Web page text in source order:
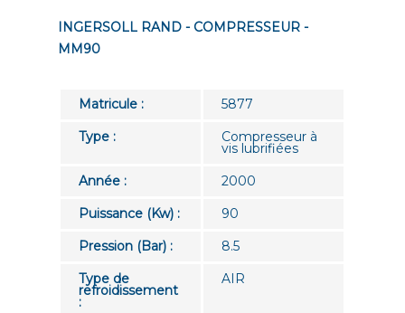
INGERSOLL RAND - COMPRESSEUR -
MM90
Matricule :
5877
Type :
Compresseur à
vis lubrifiées
Année :
2000
Puissance (Kw) :
90
Pression (Bar) :
8.5
Type de
refroidissement
:
AIR